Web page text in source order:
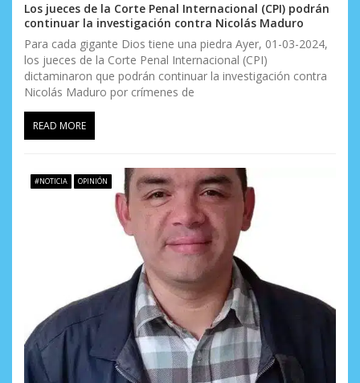
Los jueces de la Corte Penal Internacional (CPI) podrán
continuar la investigación contra Nicolás Maduro
Para cada gigante Dios tiene una piedra Ayer, 01-03-2024,
los jueces de la Corte Penal Internacional (CPI)
dictaminaron que podrán continuar la investigación contra
Nicolás Maduro por crímenes de
READ MORE
#NOTICIA OPINIÓN